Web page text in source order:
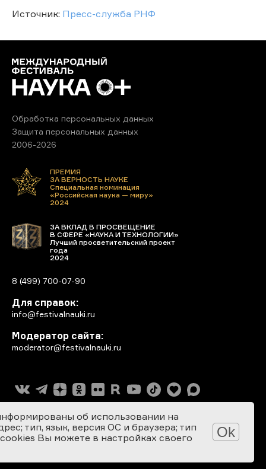
Источник: Пресс-служба РНФ
Обработка персональных данных
Защита персональных данных
2006-2026
ПРЕМИЯ
ЗА ВЕРНОСТЬ НАУКЕ
Специальная номинация
«Российская наука — миру»
2024
ЗА ВКЛАД В ПРОСВЕЩЕНИЕ
В СФЕРЕ «НАУКА И ТЕХНОЛОГИИ»
Лучший просветительский проект
года
2024
8 (499) 700-07-90
Для справок:
info@festivalnauki.ru
Модератор сайта:
moderator@festivalnauki.ru
об использовании на
тип, язык, версия ОС и браузера; тип
Вы можете в настройках своего
Ok